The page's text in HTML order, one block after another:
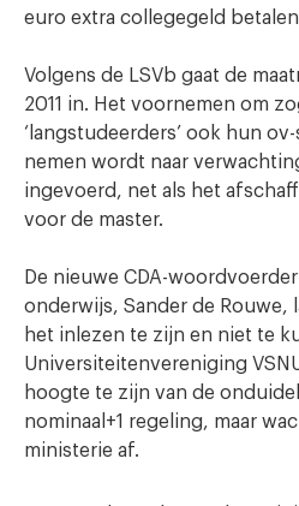
euro extra collegegeld
Volgens de LSVb gaat de
2011 in. Het voornemen om
‘langstudeerders’ ook hun
nemen wordt naar
ingevoerd, net als het
voor de master.
De nieuwe CDA-
onderwijs, Sander de Rouwe,
het inlezen te zijn en niet te
Universiteitenvereniging
hoogte te zijn van de
nominaal+1 regeling, maar
ministerie af.